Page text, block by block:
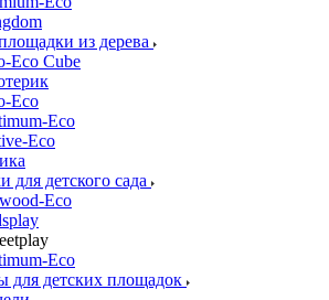
из дерева
Eco Cube
Eco
Еco
Eco
для детского сада
Eco
Еco
для детских площадок